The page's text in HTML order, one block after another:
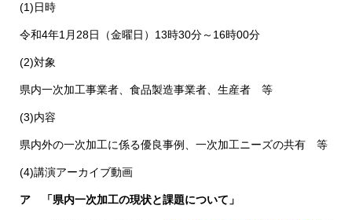
(1)日時
令和4年1月28日（金曜日）13時30分～16時00分
(2)対象
県内一次加工事業者、食品製造事業者、生産者 等
(3)内容
県内外の一次加工に係る優良事例、一次加工ニーズの共有 等
(4)講演アーカイブ動画
ア 「県内一次加工の現状と課題について」